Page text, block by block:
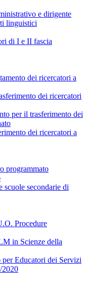
e dirigente
linguistici
di I e II fascia
dei ricercatori a
dei ricercatori
per il trasferimento dei
dei ricercatori a
programmato
scuole secondarie di
Procedure
in Scienze della
per Educatori dei Servizi